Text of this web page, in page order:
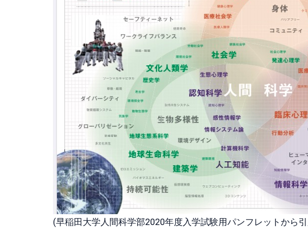
(早稲田大学人間科学部2020年度入学試験用パンフレットから引